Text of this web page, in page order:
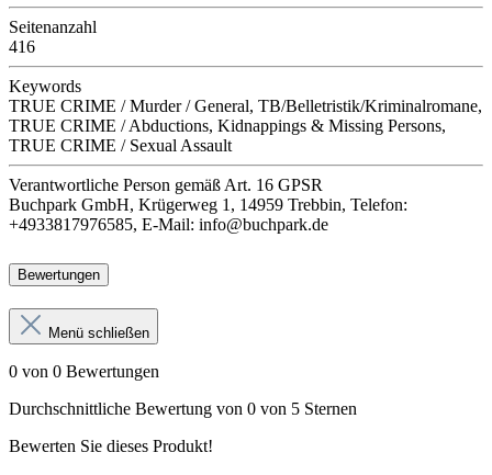
Seitenanzahl
416
Keywords
TRUE CRIME / Murder / General, TB/Belletristik/Kriminalromane,
TRUE CRIME / Abductions, Kidnappings & Missing Persons,
TRUE CRIME / Sexual Assault
Verantwortliche Person gemäß Art. 16 GPSR
Buchpark GmbH, Krügerweg 1, 14959 Trebbin, Telefon:
+4933817976585, E-Mail: info@buchpark.de
Bewertungen
Menü schließen
0 von 0 Bewertungen
Durchschnittliche Bewertung von 0 von 5 Sternen
Bewerten Sie dieses Produkt!